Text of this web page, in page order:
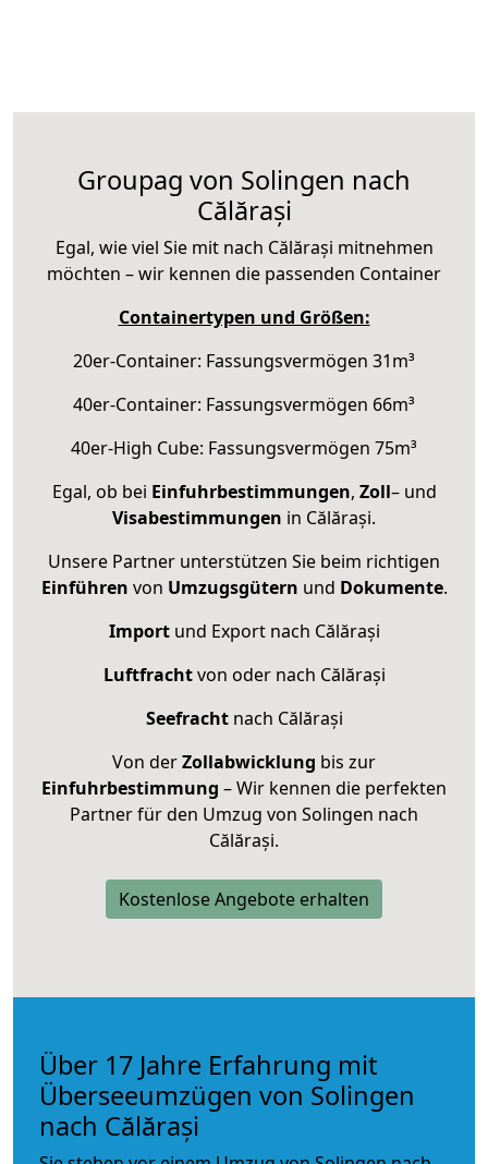
Groupag von Solingen nach
Călărași
Egal, wie viel Sie mit nach Călărași mitnehmen
möchten – wir kennen die passenden Container
Containertypen und Größen:
20er-Container: Fassungsvermögen 31m³
40er-Container: Fassungsvermögen 66m³
40er-High Cube: Fassungsvermögen 75m³
Egal, ob bei Einfuhrbestimmungen, Zoll– und
Visabestimmungen in Călărași.
Unsere Partner unterstützen Sie beim richtigen
Einführen von Umzugsgütern und Dokumente.
Importund Export nach Călărași
Luftfrachtvon oder nach Călărași
Seefrachtnach Călărași
Von derZollabwicklung bis zur
Einfuhrbestimmung – Wir kennen die perfekten
Partner für den Umzug von Solingen nach
Călărași.
Kostenlose Angebote erhalten
Über 17 Jahre Erfahrung mit
Überseeumzügen von Solingen
nach Călărași